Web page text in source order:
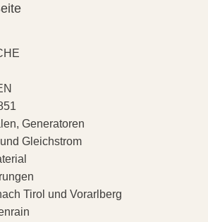
Generatoren
Gleichstrom
Tirol und Vorarlberg